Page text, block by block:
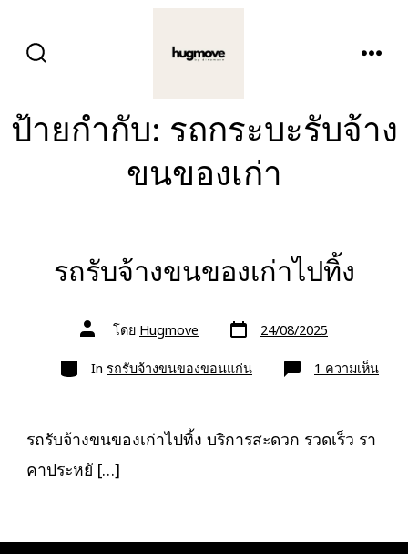
ป้ายกำกับ: รถกระบะรับจ้าง
ขนของเก่า
รถรับจ้างขนของเก่าไปทิ้ง
ผู้
เขียน โดย Hugmove วัน
ที่
เรื่อง
24/08/2025
หมวด
In รถรับจ้างขนของขอนแก่น 1 ความเห็นบน
รถ
รถรับจ้างขนของเก่าไปทิ้ง บริการสะดวก รวดเร็ว รา
คาประหยั […]